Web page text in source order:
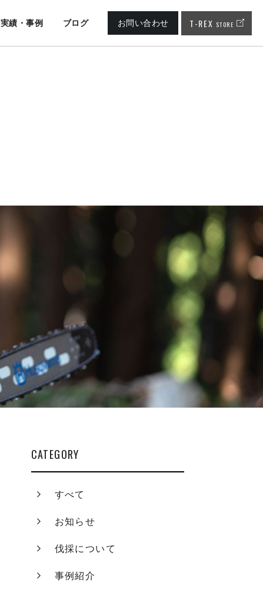
実績・事例 ブログ お問い合わせ T-REX STORE
CATEGORY
すべて
お知らせ
伐採について
事例紹介